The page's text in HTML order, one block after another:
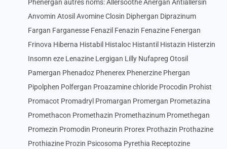
Phenergan autres noms: Allersoothe Anergan Antiallersin
Anvomin Atosil Avomine Closin Diphergan Diprazinum
Fargan Farganesse Fenazil Fenazin Fenazine Fenergan
Frinova Hiberna Histabil Histaloc Histantil Histazin Histerzin
Insomn eze Lenazine Lergigan Lilly Nufapreg Otosil
Pamergan Phenadoz Phenerex Phenerzine Phergan
Pipolphen Polfergan Proazamine chloride Procodin Prohist
Promacot Promadryl Promargan Promergan Prometazina
Promethacon Promethazin Promethazinum Promethegan
Promezin Promodin Proneurin Prorex Prothazin Prothazine
Prothiazine Prozin Psicosoma Pyrethia Receptozine